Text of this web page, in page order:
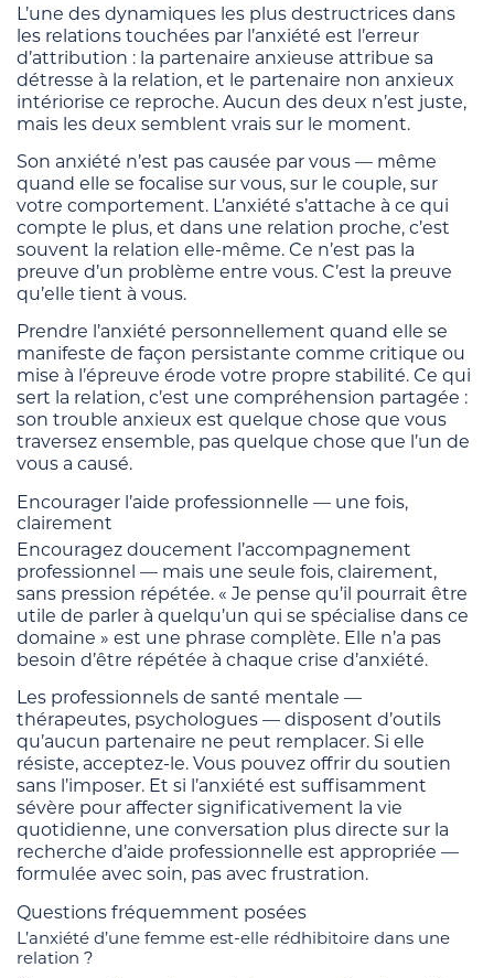
L’une des dynamiques les plus destructrices dans
les relations touchées par l’anxiété est l’erreur
d’attribution : la partenaire anxieuse attribue sa
détresse à la relation, et le partenaire non anxieux
intériorise ce reproche. Aucun des deux n’est juste,
mais les deux semblent vrais sur le moment.
Son anxiété n’est pas causée par vous — même
quand elle se focalise sur vous, sur le couple, sur
votre comportement. L’anxiété s’attache à ce qui
compte le plus, et dans une relation proche, c’est
souvent la relation elle-même. Ce n’est pas la
preuve d’un problème entre vous. C’est la preuve
qu’elle tient à vous.
Prendre l’anxiété personnellement quand elle se
manifeste de façon persistante comme critique ou
mise à l’épreuve érode votre propre stabilité. Ce qui
sert la relation, c’est une compréhension partagée :
son trouble anxieux est quelque chose que vous
traversez ensemble, pas quelque chose que l’un de
vous a causé.
Encourager l’aide professionnelle — une fois,
clairement
Encouragez doucement l’accompagnement
professionnel — mais une seule fois, clairement,
sans pression répétée. « Je pense qu’il pourrait être
utile de parler à quelqu’un qui se spécialise dans ce
domaine » est une phrase complète. Elle n’a pas
besoin d’être répétée à chaque crise d’anxiété.
Les professionnels de santé mentale —
thérapeutes, psychologues — disposent d’outils
qu’aucun partenaire ne peut remplacer. Si elle
résiste, acceptez-le. Vous pouvez offrir du soutien
sans l’imposer. Et si l’anxiété est suffisamment
sévère pour affecter significativement la vie
quotidienne, une conversation plus directe sur la
recherche d’aide professionnelle est appropriée —
formulée avec soin, pas avec frustration.
Questions fréquemment posées
L’anxiété d’une femme est-elle rédhibitoire dans une
relation ?